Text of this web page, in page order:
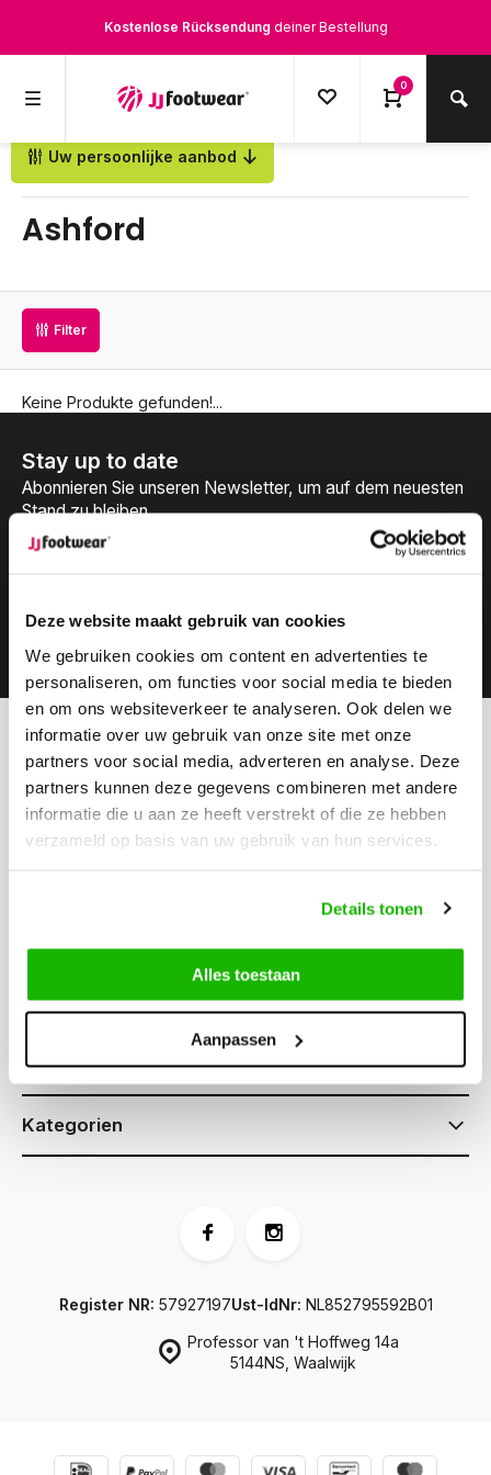
Deze website maakt gebruik van cookies
We gebruiken cookies om content en advertenties te
personaliseren, om functies voor social media te bieden
en om ons websiteverkeer te analyseren. Ook delen we
informatie over uw gebruik van onze site met onze
partners voor social media, adverteren en analyse. Deze
partners kunnen deze gegevens combineren met andere
informatie die u aan ze heeft verstrekt of die ze hebben
verzameld op basis van uw gebruik van hun services.
Details tonen
Alles toestaan
Aanpassen
Kostenlose Rücksendung deiner Bestellung
0
Uw persoonlijke aanbod
Ashford
Filter
Keine Produkte gefunden!...
Stay up to date
Abonnieren Sie unseren Newsletter, um auf dem neuesten
Stand zu bleiben.
Können wir hilfen?
Kundendienst:
besuchszeiten
Rufen Sie an
0416-272223
Kundendienst
Informationen
Kategorien
Professor van 't Hoffweg 14a
5144NS, Waalwijk
Register NR: 57927197Ust-IdNr: NL852795592B01